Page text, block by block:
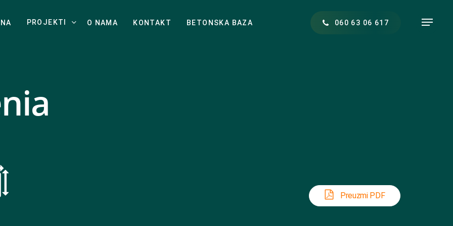
PROJEKTI O NAMA KONTAKT BETONSKA BAZA 060 63 06 61 7 Menu
Preuzmi PDF